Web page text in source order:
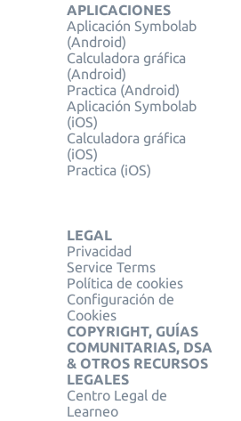
APLICACIONES
Aplicación Symbolab
(Android)
Calculadora gráfica
(Android)
Practica (Android)
Aplicación Symbolab
(iOS)
Calculadora gráfica
(iOS)
Practica (iOS)
LEGAL
Privacidad
Service Terms
Política de cookies
Configuración de
Cookies
COPYRIGHT, GUÍAS
COMUNITARIAS, DSA
& OTROS RECURSOS
LEGALES
Centro Legal de
Learneo